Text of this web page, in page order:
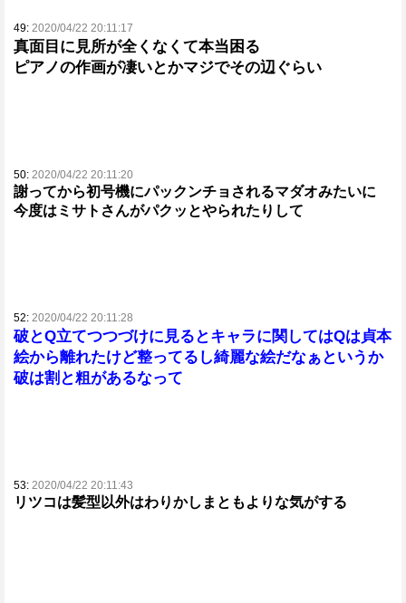
49: 2020/04/22 20:11:17
真面目に見所が全くなくて本当困る
ピアノの作画が凄いとかマジでその辺ぐらい
50: 2020/04/22 20:11:20
謝ってから初号機にパックンチョされるマダオみたいに
今度はミサトさんがパクッとやられたりして
52: 2020/04/22 20:11:28
破とQ立てつつづけに見るとキャラに関してはQは貞本
絵から離れたけど整ってるし綺麗な絵だなぁというか
破は割と粗があるなって
53: 2020/04/22 20:11:43
リツコは髪型以外はわりかしまともよりな気がする